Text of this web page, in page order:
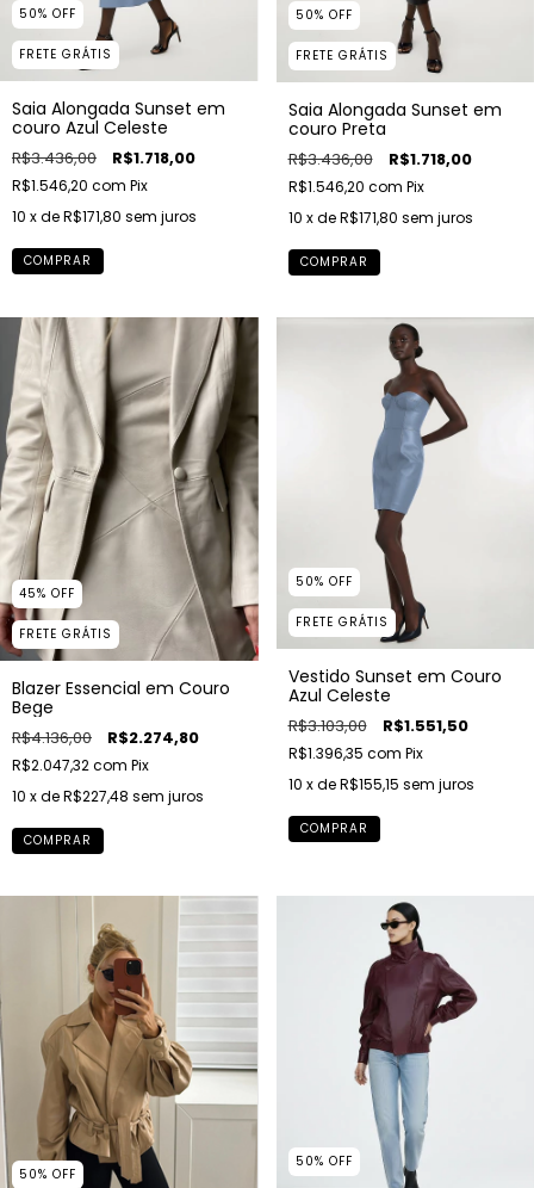
50% OFF
FRETE GRÁTIS
Saia Alongada Sunset em
couro Azul Celeste
R$3.436,00 R$1.718,00
R$1.546,20 com Pix
10 x deR$171,80 sem juros
COMPRAR
50% OFF
FRETE GRÁTIS
Saia Alongada Sunset em
couro Preta
R$3.436,00 R$1.718,00
R$1.546,20 com Pix
10 x deR$171,80 sem juros
COMPRAR
45% OFF
FRETE GRÁTIS
Blazer Essencial em Couro
Bege
R$4.136,00 R$2.274,80
R$2.047,32com Pix
10 x deR$227,48 sem juros
COMPRAR
50% OFF
FRETE GRÁTIS
Vestido Sunset em Couro
Azul Celeste
R$3.103,00 R$1.551,50
R$1.396,35 com Pix
10 x deR$155,15 sem juros
COMPRAR
50% OFF
50% OFF